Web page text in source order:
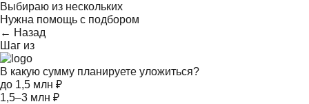
Выбираю из нескольких
Нужна помощь с подбором
← Назад
Шаг из
В какую сумму планируете уложиться?
до 1,5 млн ₽
1,5–3 млн ₽